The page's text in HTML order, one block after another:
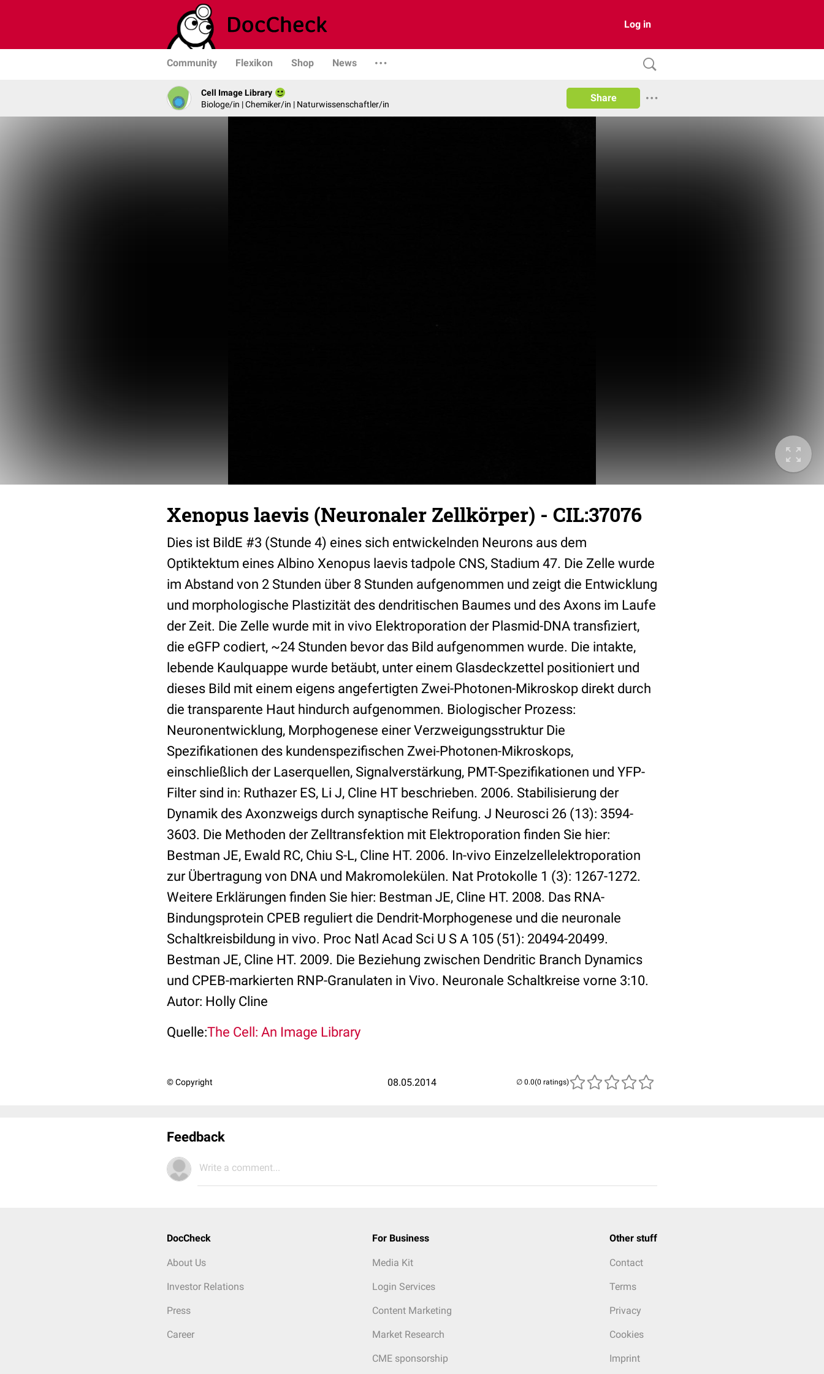
Log in
Community Flexikon Shop News
Cell Image Library
Biologe/in | Chemiker/in | Naturwissenschaftler/in
Share
Xenopus laevis (Neuronaler Zellkörper) - CIL:37076
Dies ist BildE #3 (Stunde 4) eines sich entwickelnden Neurons aus dem
Optiktektum eines Albino Xenopus laevis tadpole CNS, Stadium 47. Die Zelle wurde
im Abstand von 2 Stunden über 8 Stunden aufgenommen und zeigt die Entwicklung
und morphologische Plastizität des dendritischen Baumes und des Axons im Laufe
der Zeit. Die Zelle wurde mit in vivo Elektroporation der Plasmid-DNA transfiziert,
die eGFP codiert, ~24 Stunden bevor das Bild aufgenommen wurde. Die intakte,
lebende Kaulquappe wurde betäubt, unter einem Glasdeckzettel positioniert und
dieses Bild mit einem eigens angefertigten Zwei-Photonen-Mikroskop direkt durch
die transparente Haut hindurch aufgenommen. Biologischer Prozess:
Neuronentwicklung, Morphogenese einer Verzweigungsstruktur Die
Spezifikationen des kundenspezifischen Zwei-Photonen-Mikroskops,
einschließlich der Laserquellen, Signalverstärkung, PMT-Spezifikationen und YFP-
Filter sind in: Ruthazer ES, Li J, Cline HT beschrieben. 2006. Stabilisierung der
Dynamik des Axonzweigs durch synaptische Reifung. J Neurosci 26 (13): 3594-
3603. Die Methoden der Zelltransfektion mit Elektroporation finden Sie hier:
Bestman JE, Ewald RC, Chiu S-L, Cline HT. 2006. In-vivo Einzelzellelektroporation
zur Übertragung von DNA und Makromolekülen. Nat Protokolle 1 (3): 1267-1272.
Weitere Erklärungen finden Sie hier: Bestman JE, Cline HT. 2008. Das RNA-
Bindungsprotein CPEB reguliert die Dendrit-Morphogenese und die neuronale
Schaltkreisbildung in vivo. Proc Natl Acad Sci U S A 105 (51): 20494-20499.
Bestman JE, Cline HT. 2009. Die Beziehung zwischen Dendritic Branch Dynamics
und CPEB-markierten RNP-Granulaten in Vivo. Neuronale Schaltkreise vorne 3:10.
Autor: Holly Cline
Quelle:The Cell: An Image Library
© Copyright 08.05.2014 (0 ratings)
Feedback
Write a comment...
DocCheck
About Us
Investor Relations
Press
Career
For Business
Media Kit
Login Services
Content Marketing
Market Research
CME sponsorship
Other stuff
Contact
Terms
Privacy
Cookies
Imprint